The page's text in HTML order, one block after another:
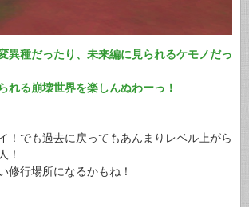
異種だったり、未来編に見られるケモノだっ
れる崩壊世界を楽しんぬわーっ！
！でも過去に戻ってもあんまりレベル上がら
！
修行場所になるかもね！